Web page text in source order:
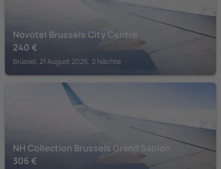
Novotel Brussels City Centre
240 €
Brüssel, 21 August 2026, 2 Nächte
NH Collection Brussels Grand Sablon
306 €